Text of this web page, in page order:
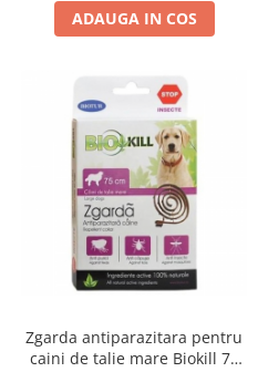
ADAUGA IN COS
Zgarda antiparazitara pentru
caini de talie mare Biokill 75